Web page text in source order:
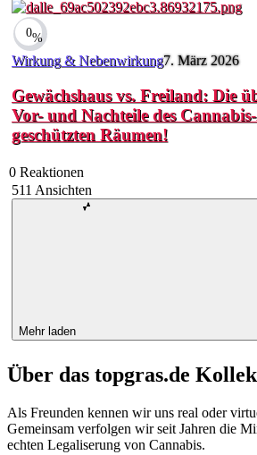
0%
Wirkung & Nebenwirkung7. März 2026
Gewächshaus vs. Freiland: Die
Vor- und Nachteile des
geschützten Räumen!
0 Reaktionen
511 Ansichten
Mehr laden
Über das topgras.de
Als Freunden kennen wir uns real oder
Gemeinsam verfolgen wir seit Jahren die
echten Legaliserung von Cannabis.